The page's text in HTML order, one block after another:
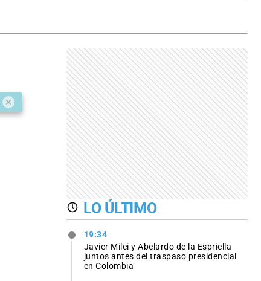
LO ÚLTIMO
19:34
Javier Milei y Abelardo de la Espriella
juntos antes del traspaso presidencial
en Colombia